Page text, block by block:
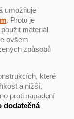
umožňuje
. Proto je
materiál
ovšem
způsobů
které
a nižší.
proti napadení
dodatečná